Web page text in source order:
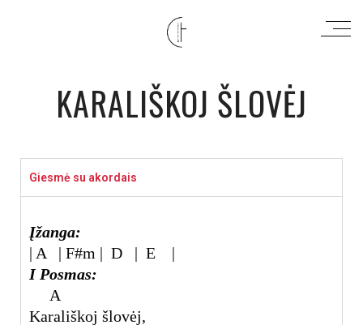
KARALIŠKOJ ŠLOVĖJ
Giesmė su akordais
Įžanga:
| A | F#m | D | E |
I Posmas:
A
Karališkoj šlovėj,